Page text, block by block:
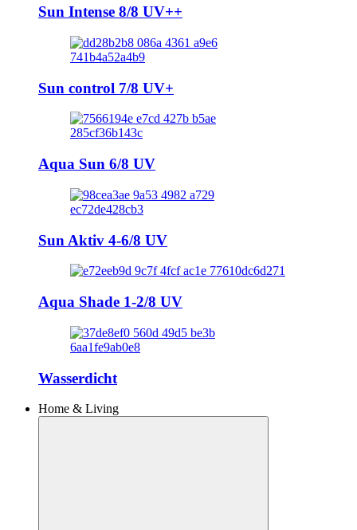
Sun Intense 8/8 UV++
Sun control 7/8 UV+
Aqua Sun 6/8 UV
Sun Aktiv 4-6/8 UV
Aqua Shade 1-2/8 UV
Wasserdicht
Home & Living